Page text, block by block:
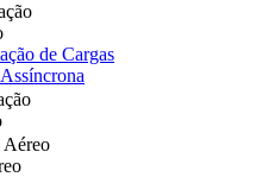
de Cargas